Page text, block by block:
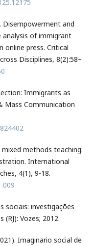
Disempowerment and
analysis of immigrant
online press. Critical
Disciplines, 8(2):58–
Immigrants as
Mass Communication
methods teaching:
International
4(1), 9-18.
sociais: investigações
Vozes; 2012.
Imaginario social de